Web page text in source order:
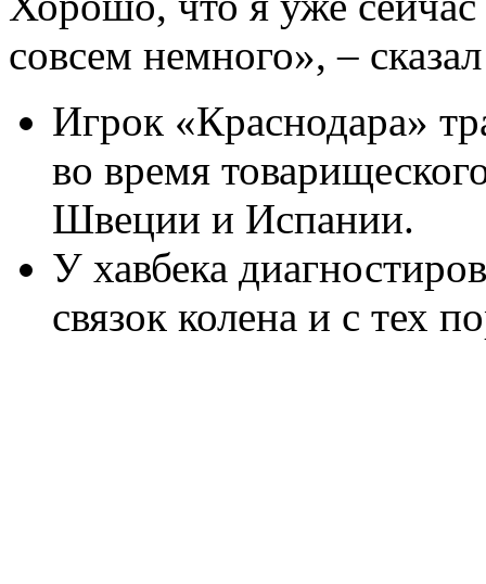
совсем немного», –
Игрок «Краснодара»
во время
Швеции и Испании.
У хавбека
связок колена и с тех